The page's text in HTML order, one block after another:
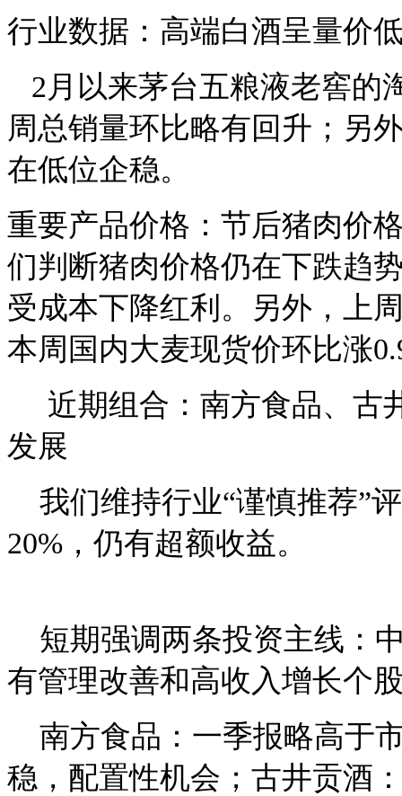
行业数据：高端白酒呈量价
2月以来茅台五粮液老窖的
周总销量环比略有回升；另
在低位企稳。
重要产品价格：节后猪肉价
们判断猪肉价格仍在下跌趋
受成本下降红利。另外，上
本周国内大麦现货价环比涨
近期组合：南方食品、古
发展
我们维持行业“谨慎推荐”
20%，仍有超额收益。
短期强调两条投资主线：
有管理改善和高收入增长个
南方食品：一季报略高于
稳，配置性机会；古井贡酒